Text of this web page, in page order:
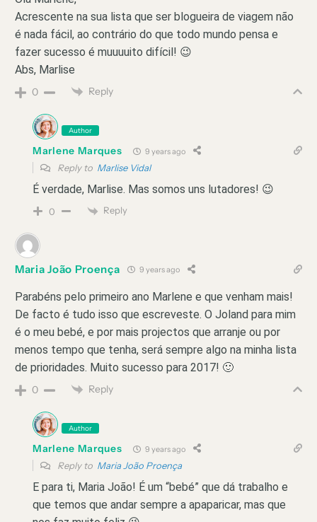
Acrescente na sua lista que ser blogueira de viagem não
é nada fácil, ao contrário do que todo mundo pensa e
fazer sucesso é muuuuito difícil! 😉
Abs, Marlise
0 Reply
Author
Marlene Marques 9 years ago
Reply to Marlise Vidal
É verdade, Marlise. Mas somos uns lutadores! 😉
0 Reply
Maria João Proença 9 years ago
Parabéns pelo primeiro ano Marlene e que venham mais!
De facto é tudo isso que escreveste. O Joland para mim
é o meu bebé, e por mais projectos que arranje ou por
menos tempo que tenha, será sempre algo na minha lista
de prioridades. Muito sucesso para 2017! 🙂
0 Reply
Author
Marlene Marques 9 years ago
Reply to Maria João Proença
E para ti, Maria João! É um “bebé” que dá trabalho e
que temos que andar sempre a apaparicar, mas que